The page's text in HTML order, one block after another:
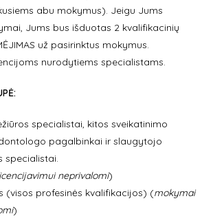
abu mokymus). Jeigu Jums
Jums bus išduotas 2 kvalifikacinių
už pasirinktus mokymus.
nurodytiems specialistams.
specialistai, kitos sveikatinimo
pagalbinkai ir slaugytojo
specialistai.
neprivalomi)
(visos profesinės kvalifikacijos) (mokymai
)